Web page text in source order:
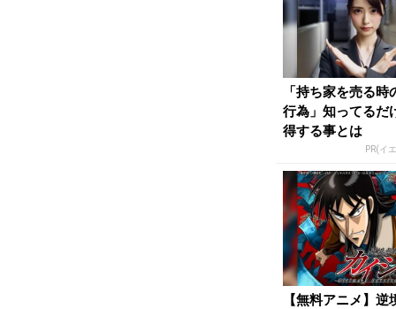
「持ち家を売る時
行為」知ってるだ
得する事とは
PR(イ
【無料アニメ】逆